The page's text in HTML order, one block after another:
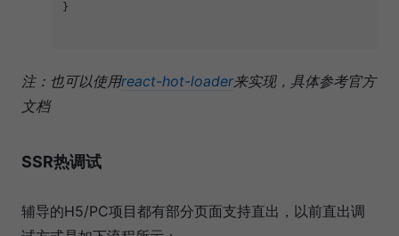
}
注：也可以使用react-hot-loader来实现，具体参考官方
文档
SSR热调试
辅导的H5/PC项目都有部分页面支持直出，以前直出调